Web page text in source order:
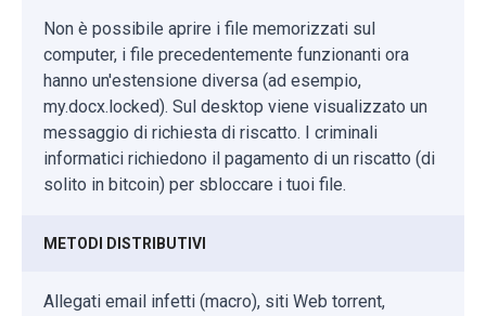
Non è possibile aprire i file memorizzati sul
computer, i file precedentemente funzionanti ora
hanno un'estensione diversa (ad esempio,
my.docx.locked). Sul desktop viene visualizzato un
messaggio di richiesta di riscatto. I criminali
informatici richiedono il pagamento di un riscatto (di
solito in bitcoin) per sbloccare i tuoi file.
METODI DISTRIBUTIVI
Allegati email infetti (macro), siti Web torrent,